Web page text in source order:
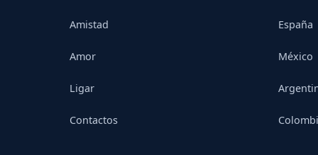
Amistad
Amor
Ligar
Contactos
España
México